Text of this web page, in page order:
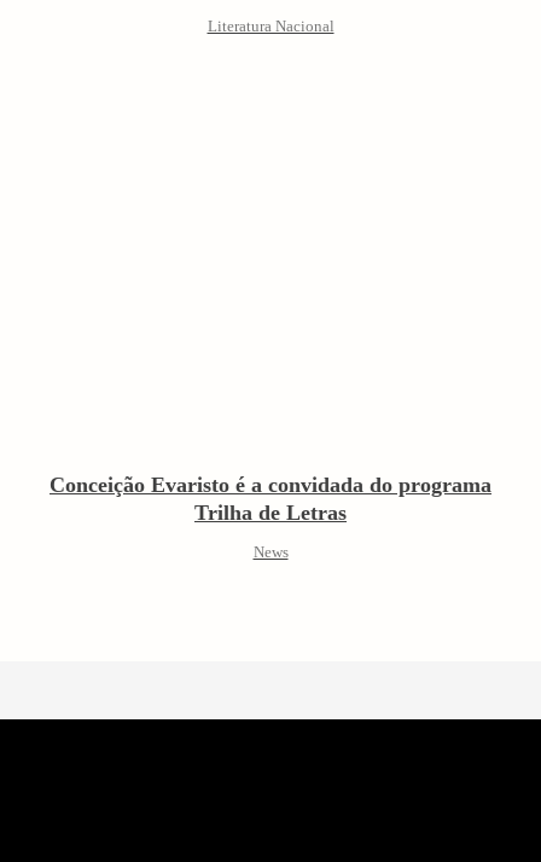
Literatura Nacional
Conceição Evaristo é a convidada do programa
Trilha de Letras
News